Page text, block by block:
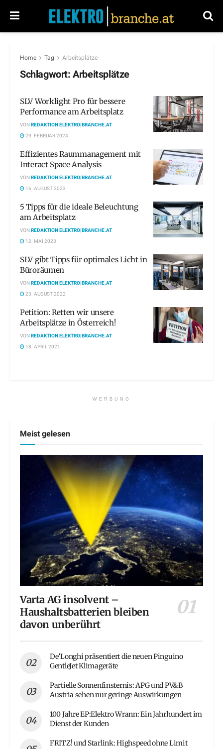
Home Tag Arbeitsplätze
Schlagwort:Arbeitsplätze
SLV Worklight Pro für bessere
Performance am Arbeitsplatz
VONREDAKTION ELEKTRO|BRANCHE.AT
29. FEBRUAR 2024
Effizientes Raummanagement mit
Interact Space Analysis
VONREDAKTION ELEKTRO|BRANCHE.AT
16. AUGUST 2023
5 Tipps für die ideale Beleuchtung
am Arbeitsplatz
VONREDAKTION ELEKTRO|BRANCHE.AT
12. MAI 2023
SLV gibt Tipps für optimales Licht in
Büroräumen
VONREDAKTION ELEKTRO|BRANCHE.AT
23. AUGUST 2022
Petition: Retten wir unsere
Arbeitsplätze in Österreich!
VONREDAKTION ELEKTRO|BRANCHE.AT
18. APRIL 2021
WERBUNG
Meist gelesen
Varta AG insolvent –
Haushaltsbatterien bleiben
davon unberührt
De’Longhi präsentiert die neuen Pinguino
GentleJet Klimageräte
Partielle Sonnenfinsternis: APG und PV&B
Austria sehen nur geringe Auswirkungen
100 Jahre EP:Elektro Wrann: Ein Jahrhundert im
Dienst der Kunden
FRITZ! und Starlink: Highspeed ohne Limit